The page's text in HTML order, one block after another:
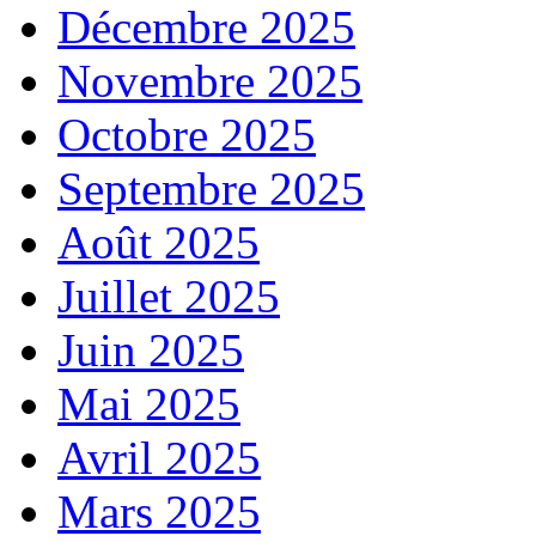
Décembre 2025
Novembre 2025
Octobre 2025
Septembre 2025
Août 2025
Juillet 2025
Juin 2025
Mai 2025
Avril 2025
Mars 2025